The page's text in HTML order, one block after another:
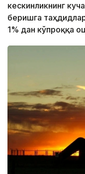
кескинликнинг
беришга
1% дан кўпроққа